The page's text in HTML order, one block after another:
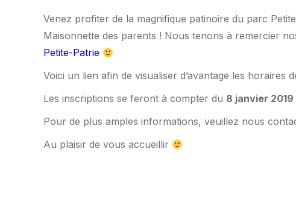
Venez profiter de la magnifique patinoire du parc
Maisonnette des parents ! Nous tenons à remercier
Petite-Patrie
Voici un lien afin de visualiser d’avantage les horaires
Les inscriptions se feront à compter du 8 janvier 2019
Pour de plus amples informations, veuillez nous
Au plaisir de vous accueillir